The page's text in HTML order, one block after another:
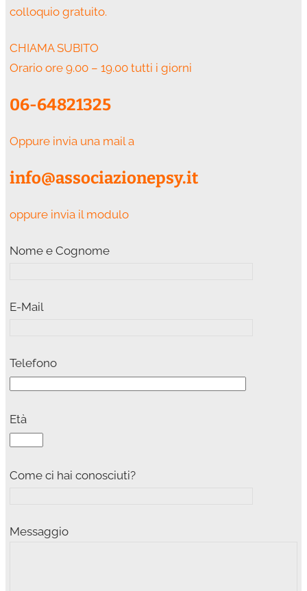
colloquio gratuito.
CHIAMA SUBITO
Orario ore 9.00 – 19.00 tutti i giorni
06-64821325
Oppure invia una mail a
info@associazionepsy.it
oppure invia il modulo
Nome e Cognome
E-Mail
Telefono
Età
Come ci hai conosciuti?
Messaggio